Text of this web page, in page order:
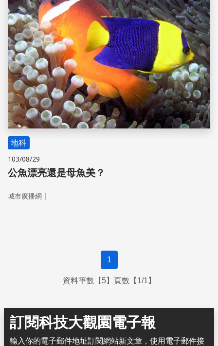
地科
103/08/29
公魚漂亮還是母魚美？
城市廣播網 ｜
1
資料筆數【5】頁數【1/1】
訂閱科技大觀園電子報
輸入你的電子郵件地址訂閱網站新文章，使用電子郵件接